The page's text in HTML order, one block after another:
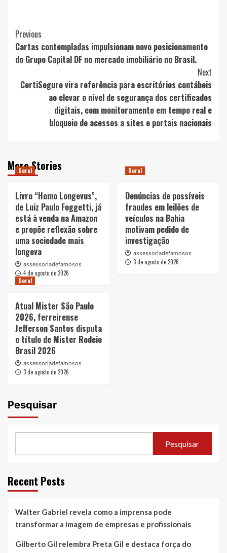
Post
Navigation
Previous
Cartas contempladas impulsionam novo posicionamento
do Grupo Capital DF no mercado imobiliário no Brasil.
Next
CertiSeguro vira referência para escritórios contábeis
ao elevar o nível de segurança dos certificados
digitais, com monitoramento em tempo real e
bloqueio de acessos a sites e portais nacionais
More Stories
Geral
Livro “Homo Longevus”,
de Luiz Paulo Foggetti, já
está à venda na Amazon
e propõe reflexão sobre
uma sociedade mais
longeva
assessoriadefamosos
4 de agosto de 2026
Geral
Denúncias de possíveis
fraudes em leilões de
veículos na Bahia
motivam pedido de
investigação
assessoriadefamosos
3 de agosto de 2026
Geral
Atual Mister São Paulo
2026, ferreirense
Jefferson Santos disputa
o título de Mister Rodeio
Brasil 2026
assessoriadefamosos
3 de agosto de 2026
Pesquisar
Pesquisar
Recent Posts
Walter Gabriel revela como a imprensa pode
transformar a imagem de empresas e profissionais
Gilberto Gil relembra Preta Gil e destaca força do